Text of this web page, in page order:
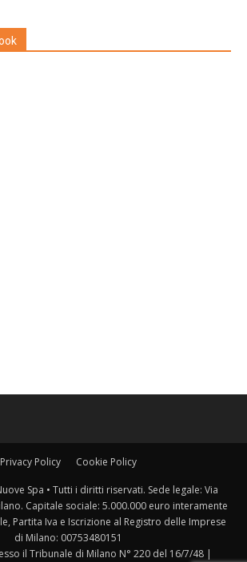
Privacy Policy Cookie Policy
Spa • Tutti i diritti riservati. Sede legale: Via
Capitale sociale: 5.000.000 euro interamente
Partita Iva e Iscrizione al Registro delle Imprese
di Milano: 00753480151
il Tribunale di Milano N° 220 del 16/7/48 |